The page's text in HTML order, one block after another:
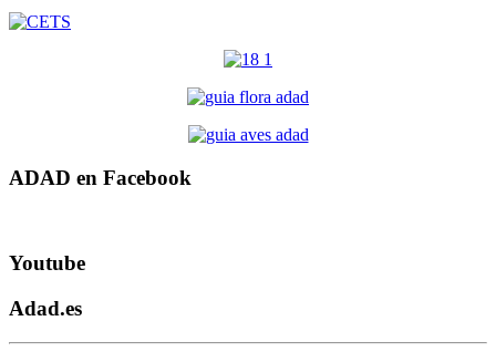
ADAD en Facebook
Youtube
Adad.es